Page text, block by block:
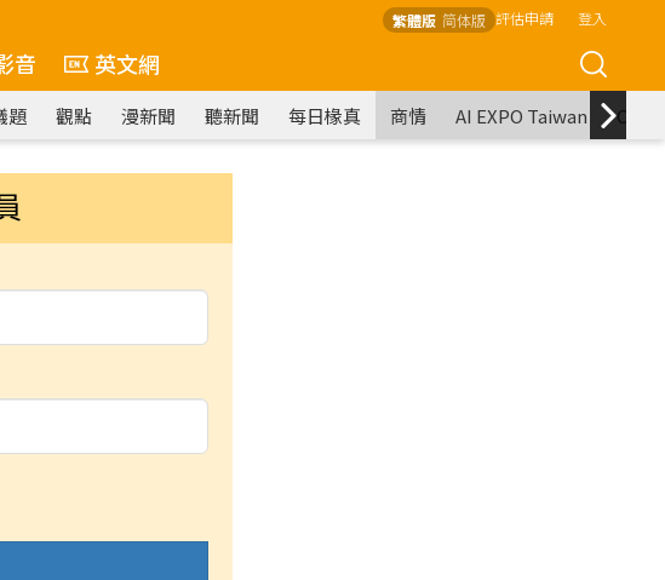
繁體版 简体版 評估申請 登入
音 英文網
題 觀點 漫新聞 聽新聞 每日椽真 商情 AI EXPO Taiwan